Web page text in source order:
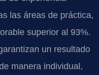
las áreas de práctica,
superior al 93%.
un resultado
manera individual,